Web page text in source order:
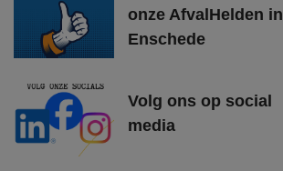
onze AfvalHelden in
Enschede
Volg ons op social
media